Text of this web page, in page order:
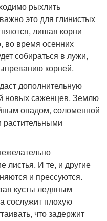
рыхлить
это для глинистых
лишая корни
во время осенних
собираться в лужи,
корней.
дополнительную
новых саженцев. Землю
опадом, соломенной
растительными
листья. И те, и другие
и прессуются.
кусты ледяным
сослужит плохую
что задержит